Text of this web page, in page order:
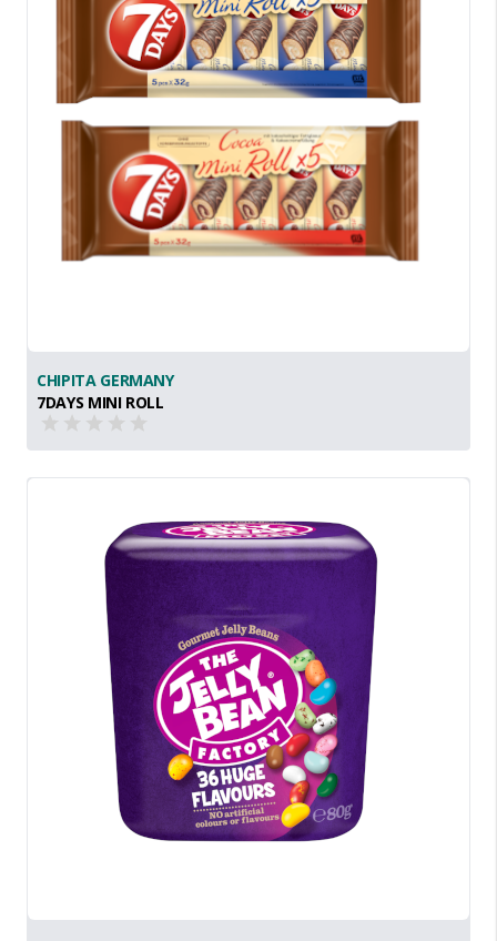
CHIPITA GERMANY
7DAYS MINI ROLL